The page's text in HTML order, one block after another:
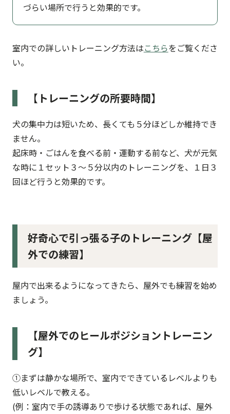
づらい場所で行うと効果的です。
室内での詳しいトレーニング方法はこちらをご覧くださ
い。
【トレーニングの所要時間】
犬の集中力は短いため、長くても５分ほどしか維持でき
ません。
起床時・ごはんを食べる前・運動する前など、犬が元気
な時に１セット３～５分以内のトレーニングを、１日３
回ほど行うと効果的です。
好奇心で引っ張る子のトレーニング【屋
外での練習】
屋内で出来るようになってきたら、屋外でも練習を始め
ましょう。
【屋外でのヒールポジショントレーニン
グ】
①まずは静かな場所で、室内でできているレベルよりも
低いレベルで教える。
(例：室内で手の誘導ありで歩ける状態であれば、屋外